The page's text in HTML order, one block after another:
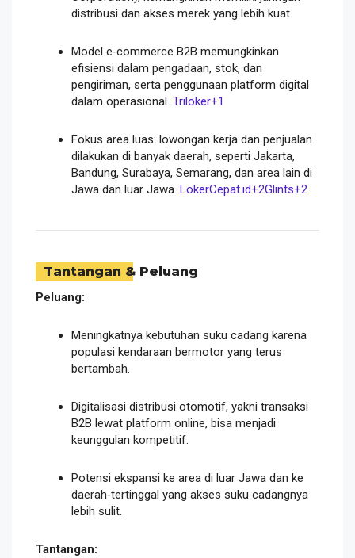
distribusi dan akses merek yang lebih kuat.
Model e‑commerce B2B memungkinkan
efisiensi dalam pengadaan, stok, dan
pengiriman, serta penggunaan platform digital
dalam operasional. Triloker+1
Fokus area luas: lowongan kerja dan penjualan
dilakukan di banyak daerah, seperti Jakarta,
Bandung, Surabaya, Semarang, dan area lain di
Jawa dan luar Jawa. LokerCepat.id+2Glints+2
Tantangan & Peluang
Peluang:
Meningkatnya kebutuhan suku cadang karena
populasi kendaraan bermotor yang terus
bertambah.
Digitalisasi distribusi otomotif, yakni transaksi
B2B lewat platform online, bisa menjadi
keunggulan kompetitif.
Potensi ekspansi ke area di luar Jawa dan ke
daerah‑tertinggal yang akses suku cadangnya
lebih sulit.
Tantangan: